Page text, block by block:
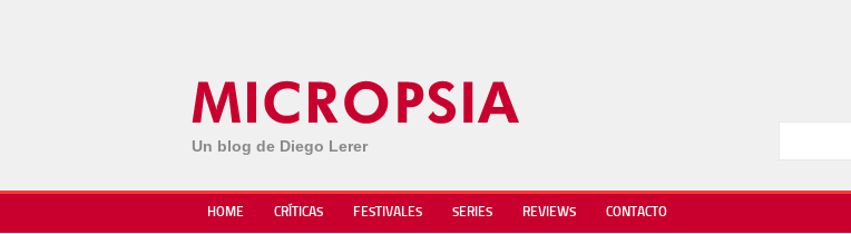
Un blog de Diego Lerer
HOME CRÍTICAS FESTIVALES SERIES REVIEWS CONTACTO